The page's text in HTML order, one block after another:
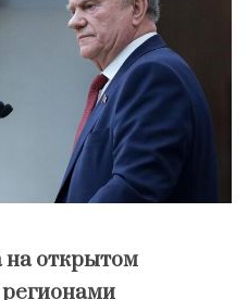
на открытом